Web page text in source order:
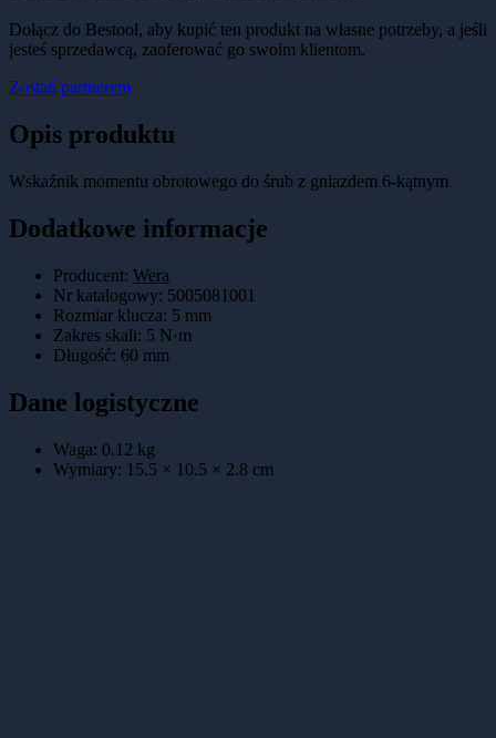
Dołącz do Bestool, aby kupić ten produkt na własne potrzeby, a jeśli
jesteś sprzedawcą, zaoferować go swoim klientom.
Zostań partnerem
Opis produktu
Wskaźnik momentu obrotowego do śrub z gniazdem 6-kątnym
Dodatkowe informacje
Producent: Wera
Nr katalogowy: 5005081001
Rozmiar klucza: 5 mm
Zakres skali: 5 N·m
Długość: 60 mm
Dane logistyczne
Waga: 0.12 kg
Wymiary: 15.5 × 10.5 × 2.8 cm